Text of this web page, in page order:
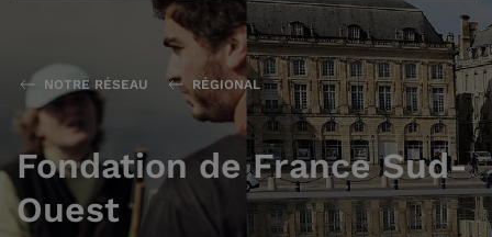
NOTRE RÉSEAU RÉGIONAL
Fondation de France Sud-
Ouest